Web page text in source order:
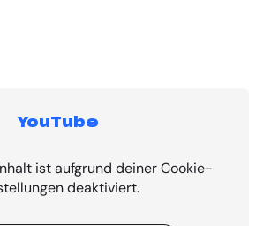
YouTube
ist aufgrund deiner Cookie-
deaktiviert.